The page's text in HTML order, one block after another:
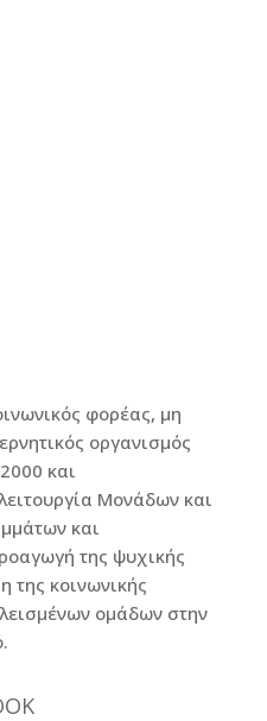
φορέας, μη
οργανισμός
και
Μονάδων και
και
της ψυχικής
της κοινωνικής
ομάδων στην